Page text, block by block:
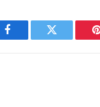
Facebook Twitter